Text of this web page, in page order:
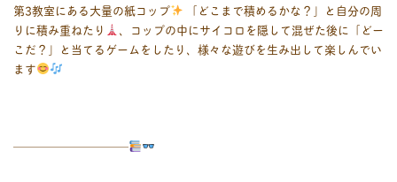
第3教室にある大量の紙コップ
「どこまで積めるかな？」と自分の周
りに積み重ねたり
、コップの中にサイコロを隠して混ぜた後に「どー
こだ？」と当てるゲームをしたり、様々な遊びを生み出して楽しんでい
ます
――――――――――